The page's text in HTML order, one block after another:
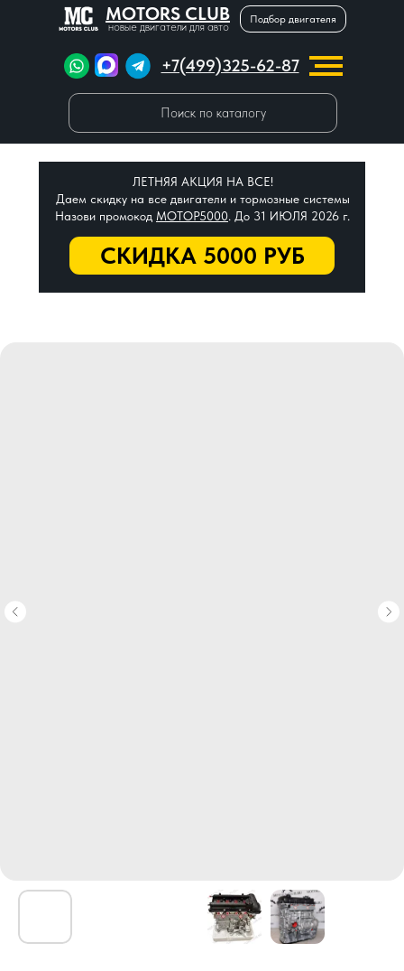
MOTORS CLUB
новые двигатели для авто
Подбор двигателя
+7(499)325-62-87
Поиск по каталогу
СКИДКА 5000 РУБ
ЛЕТНЯЯ АКЦИЯ НА ВСЕ!
Даем скидку на все двигатели и тормозные системы
Назови промокод МОТОР5000. До 31 ИЮЛЯ 2026 г.